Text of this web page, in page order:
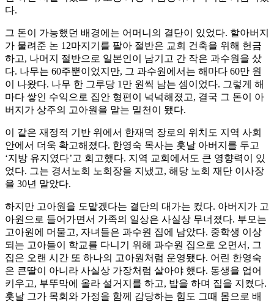
다.
그 돈이 가능했던 배경에는 어머니의 결단이 있었다. 할아버지
가 물려준 논 12마지기를 팔아 절반은 교회 건축을 위해 헌금
하고, 나머지 절반으로 일본인이 남기고 간 작은 과수원을 샀
다. 나무는 60주뿐이었지만, 그 과수원에서는 해마다 60만 원
이 나왔다. 나무 한 그루당 1만 원씩 남는 셈이었다. 그렇게 해
마다 쌓인 수익으로 집안 형편이 넉넉해졌고, 결국 그 돈이 아
버지가 상주의 고아원을 맡는 밑천이 됐다.
이 같은 재정적 기반 위에서 한재덕 장로의 위치도 지역 사회
안에서 더욱 확고해졌다. 한영숙 목사는 훗날 아버지를 두고
‘지방 유지였다’고 회고했다. 지역 교회에서도 큰 영향력이 있
었다. 그는 경서노회 노회장을 지냈고, 해당 노회 재단 이사장
을 30년 맡았다.
하지만 고아원을 도맡겠다는 결단의 대가는 컸다. 아버지가 고
아원으로 들어가면서 가족의 일상은 사실상 무너졌다. 부모는
고아원에 머물고, 자녀들은 과수원 집에 남았다. 중학생 이상
되는 고아들이 학교를 다니기 위해 과수원 집으로 오면서, 그
집은 오랜 시간 또 하나의 고아원처럼 운영됐다. 어린 한영숙
은 큰딸이 아니라 사실상 가장처럼 살아야 했다. 동생을 업어
키우고, 부뚜막에 올라 설거지를 하고, 밥을 하며 집을 지켰다.
훗날 그가 목회와 가정을 함께 감당하는 힘도 그때 몸으로 배